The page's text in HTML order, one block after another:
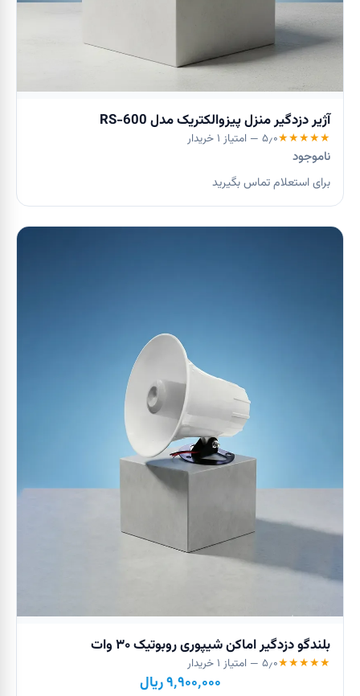
آژیر دزدگیر منزل پیزوالکتریک مدل RS-600
★
★
★
★
★۵٫۰ — امتیاز ۱ خریدار
ناموجود
برای استعلام تماس بگیرید
بلندگو دزدگیر اماکن شیپوری روبوتیک ۳۰ وات
★
★
★
★
★۵٫۰ — امتیاز ۱ خریدار
۹٬۹۰۰٬۰۰۰ریال